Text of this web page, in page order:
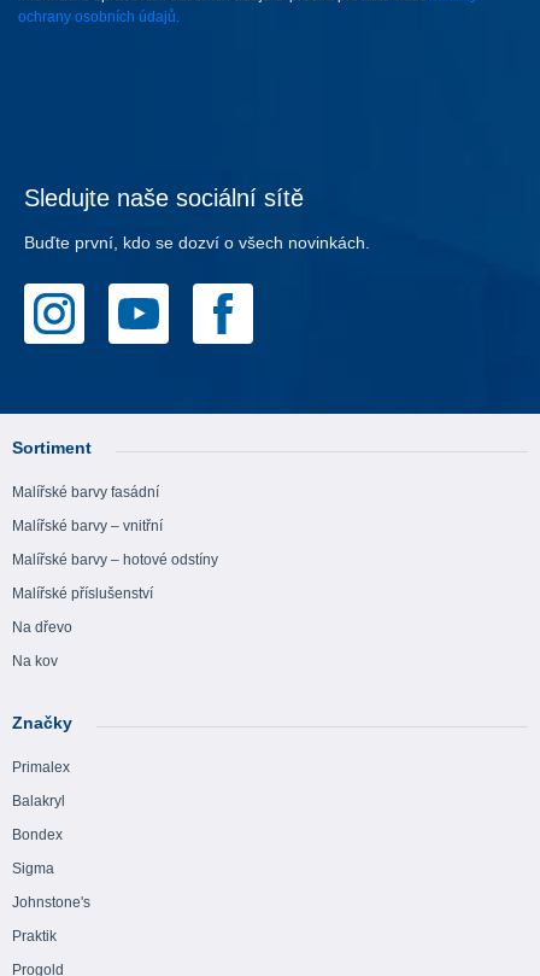
ochrany osobních údajů.
Sledujte naše sociální sítě
Buďte první, kdo se dozví o všech novinkách.
Sortiment
Malířské barvy fasádní
Malířské barvy – vnitřní
Malířské barvy – hotové odstíny
Malířské příslušenství
Na dřevo
Na kov
Značky
Primalex
Balakryl
Bondex
Sigma
Johnstone's
Praktik
Progold